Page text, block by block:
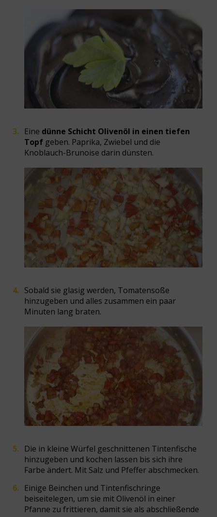
Eine dünne Schicht Olivenöl in einen tiefen
Topf geben. Paprika, Zwiebel und die
Knoblauch-Brunoise darin dünsten.
Sobald sie glasig werden, Tomatensoße
hinzugeben und alles zusammen ein paar
Minuten lang braten.
Die in kleine Würfel geschnittenen Tintenfische
hinzugeben und kochen lassen bis sich ihre
Farbe ändert. Mit Salz und Pfeffer abschmecken.
Einige Beinchen und Tintenfischringe
beiseitelegen, um sie mit Olivenöl in einer
Pfanne zu frittieren, damit sie als abschließende